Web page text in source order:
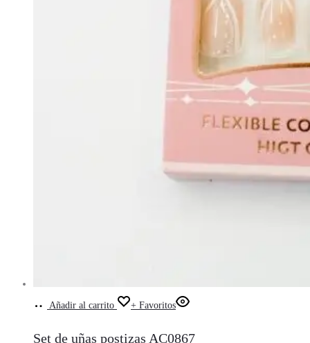
Añadir al carrito + Favoritos
Set de uñas postizas AC0867